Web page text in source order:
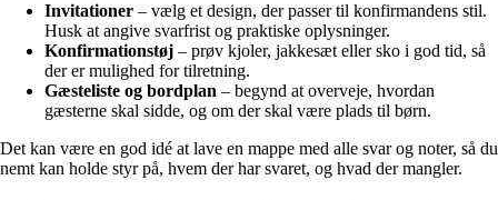
Invitationer – vælg et design, der passer til konfirmandens stil.
Husk at angive svarfrist og praktiske oplysninger.
Konfirmationstøj – prøv kjoler, jakkesæt eller sko i god tid, så
der er mulighed for tilretning.
Gæsteliste og bordplan – begynd at overveje, hvordan
gæsterne skal sidde, og om der skal være plads til børn.
Det kan være en god idé at lave en mappe med alle svar og noter, så du
nemt kan holde styr på, hvem der har svaret, og hvad der mangler.